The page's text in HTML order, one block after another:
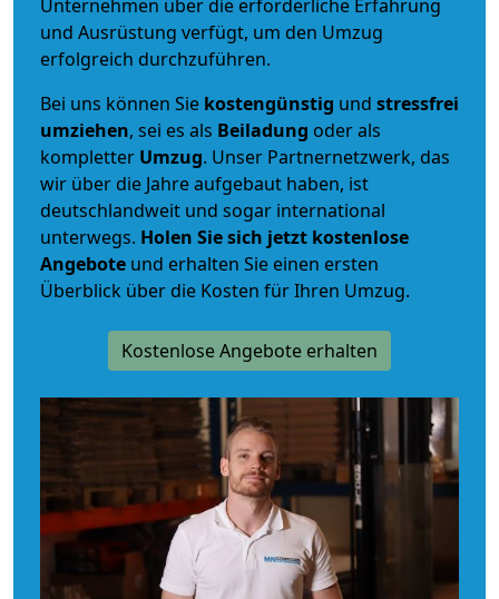
Unternehmen über die erforderliche Erfahrung
und Ausrüstung verfügt, um den Umzug
erfolgreich durchzuführen.
Bei uns können Sie kostengünstig und stressfrei
umziehen, sei es als Beiladung oder als
kompletter Umzug. Unser Partnernetzwerk, das
wir über die Jahre aufgebaut haben, ist
deutschlandweit und sogar international
unterwegs. Holen Sie sich jetzt kostenlose
Angebote und erhalten Sie einen ersten
Überblick über die Kosten für Ihren Umzug.
Kostenlose Angebote erhalten